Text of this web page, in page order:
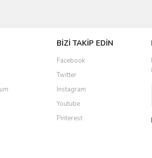
BİZİ TAKİP EDİN
Facebook
Twitter
Instagram
Youtube
Pinterest